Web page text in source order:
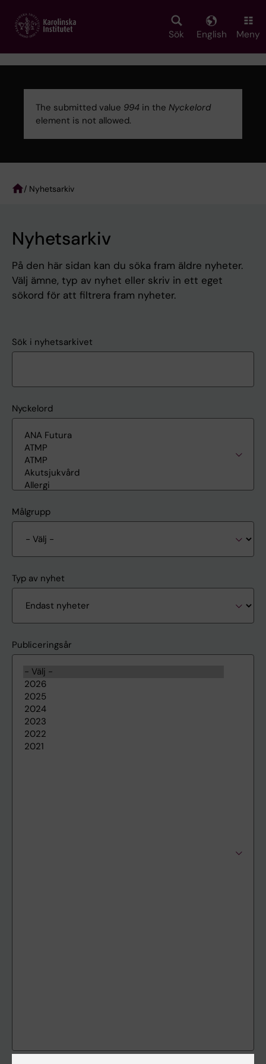
main
Sök English Meny
The submitted value 994 in the Nyckelord
element is not allowed.
/ Nyhetsarkiv
Nyhetsarkiv
På den här sidan kan du söka fram äldre nyheter.
Välj ämne, typ av nyhet eller skriv in ett eget
sökord för att filtrera fram nyheter.
Sök i nyhetsarkivet
Nyckelord
Målgrupp
Typ av nyhet
Publiceringsår